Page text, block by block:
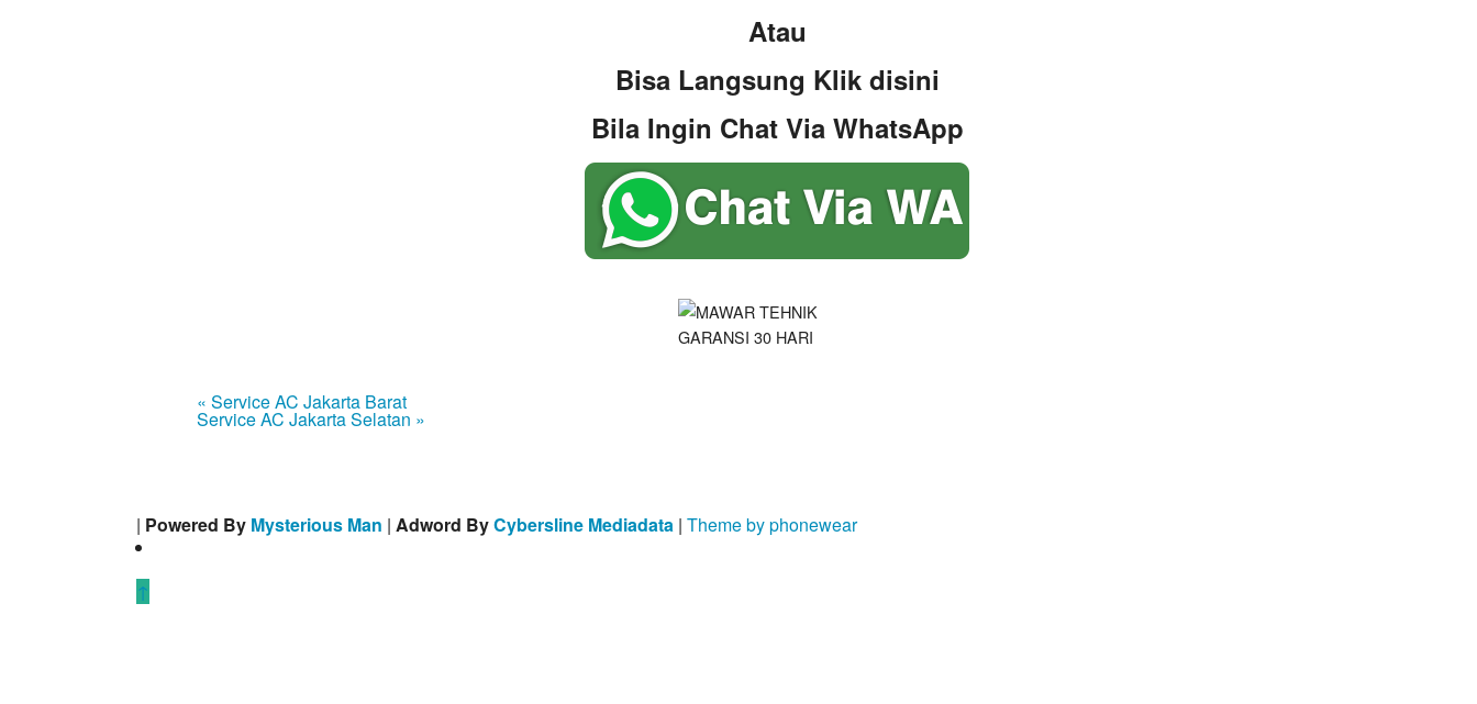
Atau
Bisa Langsung Klik disini
Bila Ingin Chat Via WhatsApp
« Service AC Jakarta Barat
Service AC Jakarta Selatan »
| Powered By Mysterious Man | Adword ByCybersline Mediadata | Theme by phonewear
↑